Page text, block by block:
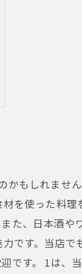
かもしれませ
を使った料理
、日本酒や
です。当店で
です。 1は、